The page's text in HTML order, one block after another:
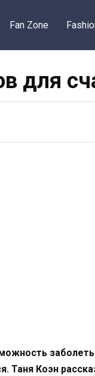
Fan Zone
для
Таня Коэн